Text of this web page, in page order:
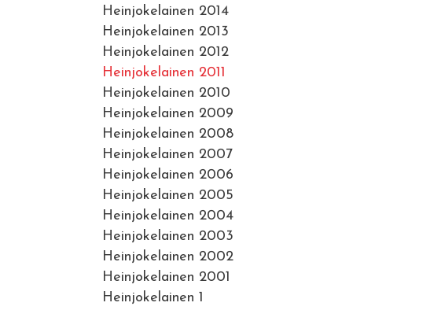
Heinjokelainen 2014
Heinjokelainen 2013
Heinjokelainen 2012
Heinjokelainen 2011
Heinjokelainen 2010
Heinjokelainen 2009
Heinjokelainen 2008
Heinjokelainen 2007
Heinjokelainen 2006
Heinjokelainen 2005
Heinjokelainen 2004
Heinjokelainen 2003
Heinjokelainen 2002
Heinjokelainen 2001
Heinjokelainen 1